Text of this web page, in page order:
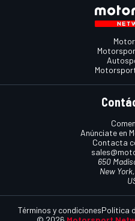
Anúnciate en
Contacta
650
New
Términos y condicionesPolítica